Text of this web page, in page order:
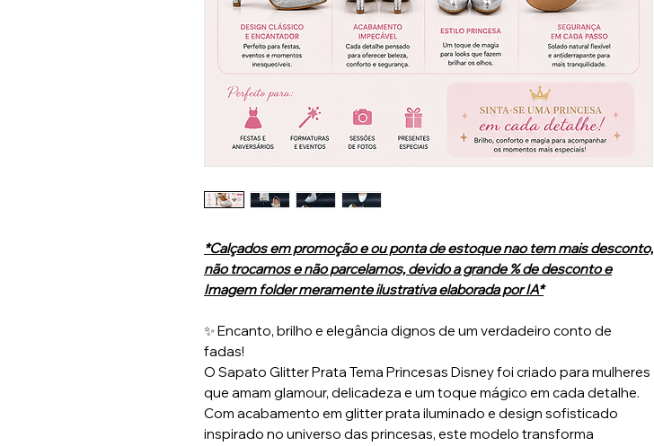
*Calçados em promoção e ou ponta de estoque nao tem mais desconto,
não trocamos e não parcelamos, devido a grande % de desconto e
Imagem folder meramente ilustrativa elaborada por IA*
✨ Encanto, brilho e elegância dignos de um verdadeiro conto de
fadas!
O Sapato Glitter Prata Tema Princesas Disney foi criado para mulheres
que amam glamour, delicadeza e um toque mágico em cada detalhe.
Com acabamento em glitter prata iluminado e design sofisticado
inspirado no universo das princesas, este modelo transforma